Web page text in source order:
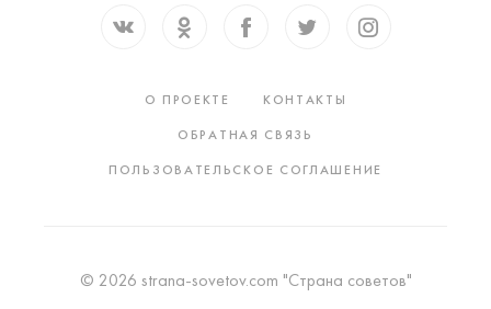
О ПРОЕКТЕ
КОНТАКТЫ
ОБРАТНАЯ СВЯЗЬ
ПОЛЬЗОВАТЕЛЬСКОЕ СОГЛАШЕНИЕ
© 2026 strana-sovetov.com "Страна советов"